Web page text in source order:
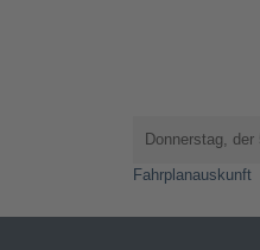
Donnerstag,
Fahrplanauskunft